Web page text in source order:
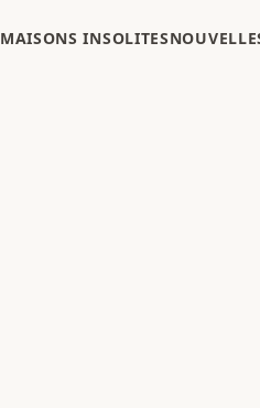
MAISONS INSOLITES